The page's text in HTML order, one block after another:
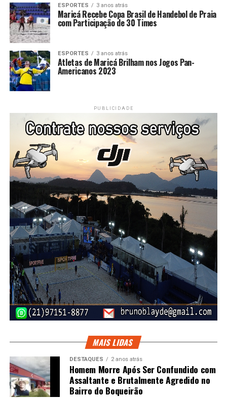
ESPORTES 3 anos atrás
Maricá Recebe Copa Brasil de Handebol de Praia
com Participação de 30 Times
ESPORTES 3 anos atrás
Atletas de Maricá Brilham nos Jogos Pan-
Americanos 2023
PUBLICIDADE
MAIS LIDAS
DESTAQUES 2 anos atrás
Homem Morre Após Ser Confundido com
Assaltante e Brutalmente Agredido no
Bairro do Boqueirão